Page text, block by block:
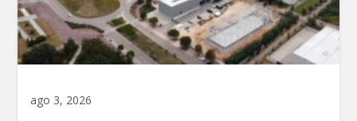
ago 3, 2026